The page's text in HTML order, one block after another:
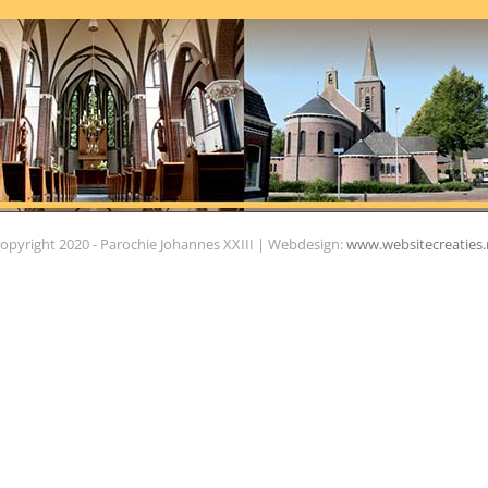
2020 - Parochie Johannes XXIII | Webdesign: